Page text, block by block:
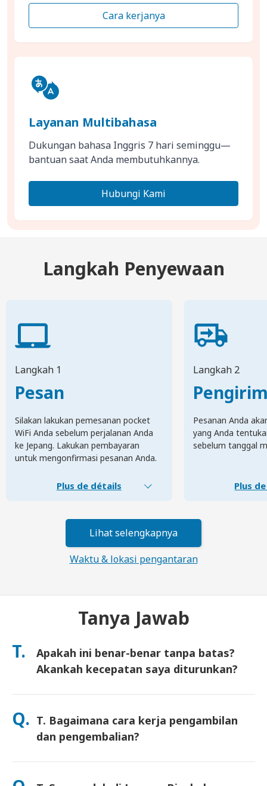
Cara kerjanya
Layanan Multibahasa
Dukungan bahasa Inggris 7 hari seminggu—
bantuan saat Anda membutuhkannya.
Hubungi Kami
Langkah Penyewaan
Langkah 1
Pesan
Silakan lakukan pemesanan pocket
WiFi Anda sebelum perjalanan Anda
ke Jepang. Lakukan pembayaran
untuk mengonfirmasi pesanan Anda.
Plus de détails
Langkah 2
Pesanan Anda
yang Anda
sebelum tanggal
Plus
Lihat selengkapnya
Waktu & lokasi pengantaran
Tanya Jawab
T.
Apakah ini benar-benar tanpa batas?
Akankah kecepatan saya diturunkan?
Ya. Ini benar-benar tanpa batas dan kami tidak menerapkan
kecepatan buatan. Anda dapat menggunakan data sebanyak
yang Anda mau, sepanjang hari. (Seperti jaringan seluler
lainnya, kepadatan operator sementara dapat memengaruhi
Q. T. Bagaimana cara kerja pengambilan
dan pengembalian?
Ambil di bandara utama, atau pilih pengiriman ke hotel/rumah